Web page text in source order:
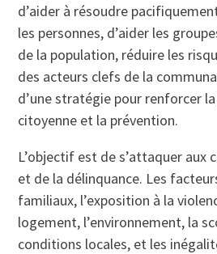
d’aider à résoudre
les personnes, d’aider les
de la population, réduire les
des acteurs clefs de la
d’une stratégie pour renforcer
citoyenne et la prévention.
L’objectif est de s’attaquer aux
et de la délinquance. Les
familiaux, l’exposition à la
logement, l’environnement, la
conditions locales, et les